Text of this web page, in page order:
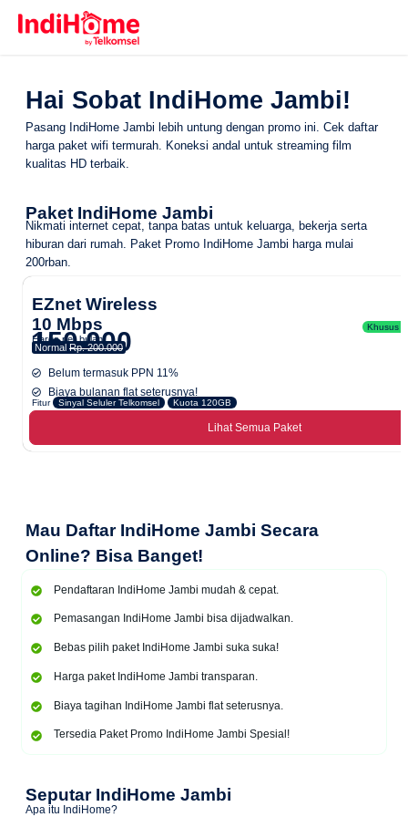
Hai Sobat IndiHome Jambi!
Pasang IndiHome Jambi lebih untung dengan promo ini. Cek daftar
harga paket wifi termurah. Koneksi andal untuk streaming film
kualitas HD terbaik.
Paket IndiHome Jambi
Nikmati internet cepat, tanpa batas untuk keluarga, bekerja serta
hiburan dari rumah. Paket Promo IndiHome Jambi harga mulai
200rban.
EZnet Wireless
10 Mbps
Harga per bulan
150.000
Normal Rp. 200.000
Khusus
Belum termasuk PPN 11%
Biaya bulanan flat seterusnya!
Fitur Sinyal Seluler Telkomsel Kuota 120GB
Lihat Semua Paket
Mau Daftar IndiHome Jambi Secara
Online? Bisa Banget!
Pendaftaran IndiHome Jambi mudah & cepat.
Pemasangan IndiHome Jambi bisa dijadwalkan.
Bebas pilih paket IndiHome Jambi suka suka!
Harga paket IndiHome Jambi transparan.
Biaya tagihan IndiHome Jambi flat seterusnya.
Tersedia Paket Promo IndiHome Jambi Spesial!
Seputar IndiHome Jambi
Apa itu IndiHome?